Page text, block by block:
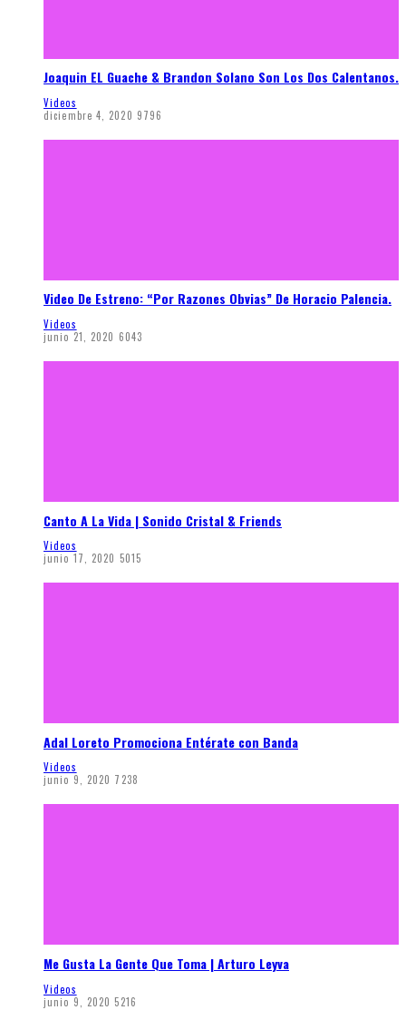
Joaquin EL Guache & Brandon Solano Son Los Dos Calentanos.
Videos
diciembre 4, 2020 9796
Video De Estreno: “Por Razones Obvias” De Horacio Palencia.
Videos
junio 21, 2020 6043
Canto A La Vida | Sonido Cristal & Friends
Videos
junio 17, 2020 5015
Adal Loreto Promociona Entérate con Banda
Videos
junio 9, 2020 7238
Me Gusta La Gente Que Toma | Arturo Leyva
Videos
junio 9, 2020 5216